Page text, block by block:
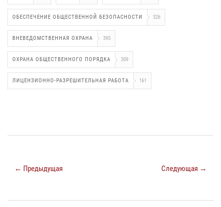
ОБЕСПЕЧЕНИЕ ОБЩЕСТВЕННОЙ БЕЗОПАСНОСТИ 326
ВНЕВЕДОМСТВЕННАЯ ОХРАНА 395
ОХРАНА ОБЩЕСТВЕННОГО ПОРЯДКА 309
ЛИЦЕНЗИОННО-РАЗРЕШИТЕЛЬНАЯ РАБОТА 161
← Предыдущая Следующая →